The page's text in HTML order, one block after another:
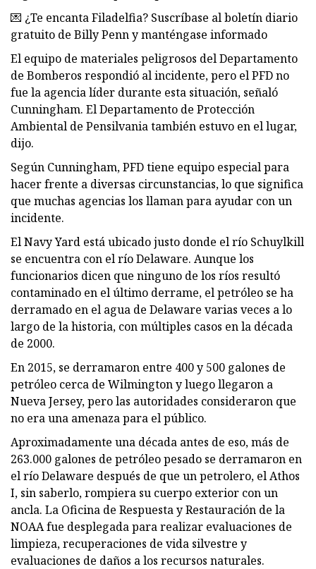
💌 ¿Te encanta Filadelfia? Suscríbase al boletín diario
gratuito de Billy Penn y manténgase informado
El equipo de materiales peligrosos del Departamento
de Bomberos respondió al incidente, pero el PFD no
fue la agencia líder durante esta situación, señaló
Cunningham. El Departamento de Protección
Ambiental de Pensilvania también estuvo en el lugar,
dijo.
Según Cunningham, PFD tiene equipo especial para
hacer frente a diversas circunstancias, lo que significa
que muchas agencias los llaman para ayudar con un
incidente.
El Navy Yard está ubicado justo donde el río Schuylkill
se encuentra con el río Delaware. Aunque los
funcionarios dicen que ninguno de los ríos resultó
contaminado en el último derrame, el petróleo se ha
derramado en el agua de Delaware varias veces a lo
largo de la historia, con múltiples casos en la década
de 2000.
En 2015, se derramaron entre 400 y 500 galones de
petróleo cerca de Wilmington y luego llegaron a
Nueva Jersey, pero las autoridades consideraron que
no era una amenaza para el público.
Aproximadamente una década antes de eso, más de
263.000 galones de petróleo pesado se derramaron en
el río Delaware después de que un petrolero, el Athos
I, sin saberlo, rompiera su cuerpo exterior con un
ancla. La Oficina de Respuesta y Restauración de la
NOAA fue desplegada para realizar evaluaciones de
limpieza, recuperaciones de vida silvestre y
evaluaciones de daños a los recursos naturales.